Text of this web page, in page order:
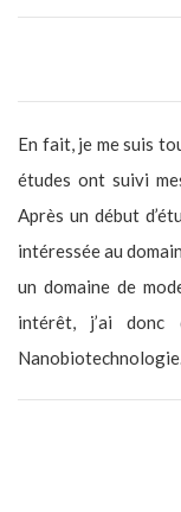
En fait, je me suis
études ont suivi
Après un début
intéressée au
un domaine de
intérêt, j’ai